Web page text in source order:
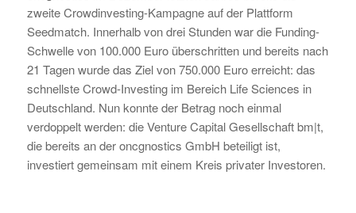
zweite Crowdinvesting-Kampagne auf der Plattform
Seedmatch. Innerhalb von drei Stunden war die Funding-
Schwelle von 100.000 Euro überschritten und bereits nach
21 Tagen wurde das Ziel von 750.000 Euro erreicht: das
schnellste Crowd-Investing im Bereich Life Sciences in
Deutschland. Nun konnte der Betrag noch einmal
verdoppelt werden: die Venture Capital Gesellschaft bm|t,
die bereits an der oncgnostics GmbH beteiligt ist,
investiert gemeinsam mit einem Kreis privater Investoren.